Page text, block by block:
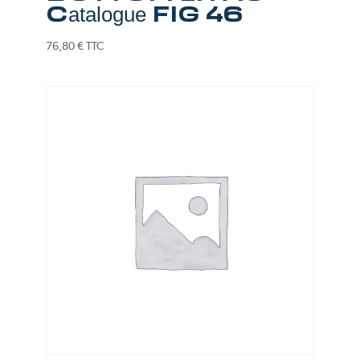
Catalogue FIG 46
76,80€ TTC